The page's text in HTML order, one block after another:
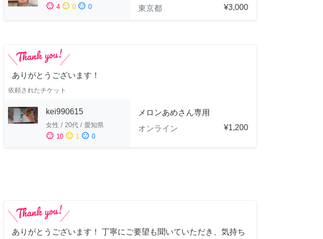
sentiment_satisfied 4 sentiment_neutral 0 sentiment_dissatisfied 0
東京都
¥3,000
ありがとうございます！
依頼されたチケット
kei990615
女性 / 20代 / 愛知県
sentiment_satisfied 10 sentiment_neutral 1 sentiment_dissatisfied 0
メロンあめさん専用
オンライン
¥1,200
ありがとうございます！ 丁寧にご要望も聞いていただき、気持ち